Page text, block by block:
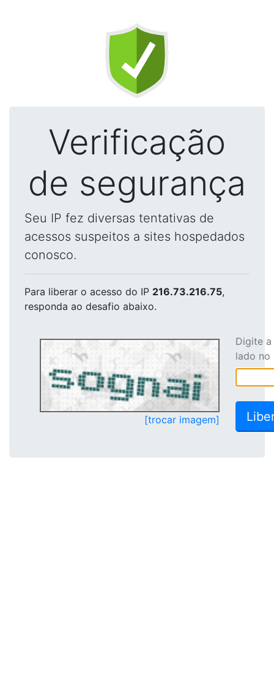
Verificação
de segurança
Seu IP fez diversas tentativas de
acessos suspeitos a sites hospedados
conosco.
Para liberar o acesso do IP 216.73.216.75,
responda ao desafio abaixo.
[trocar imagem]
Digite
lado no